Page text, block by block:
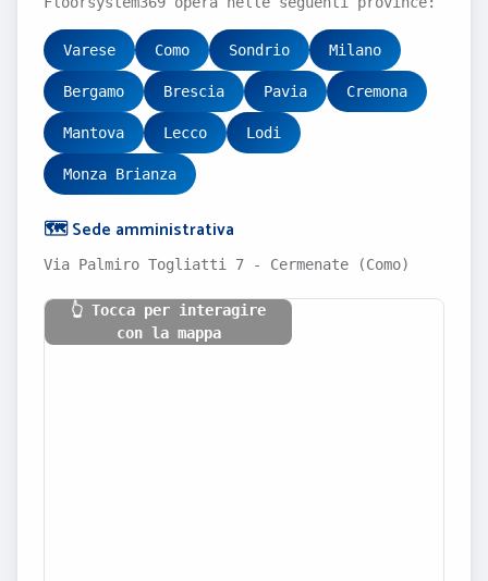
Varese Como Sondrio Milano
Bergamo Brescia Pavia Cremona
Mantova Lecco Lodi
Monza Brianza
🗺️ Sede amministrativa
Via Palmiro Togliatti 7 - Cermenate (Como)
👆 Tocca per interagire
con la mappa